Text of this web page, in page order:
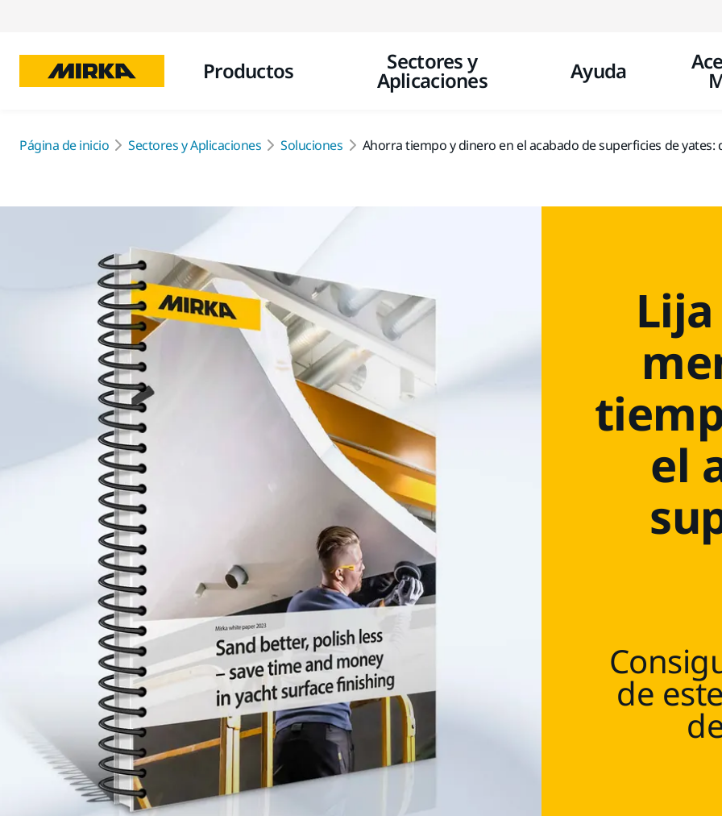
Productos Sectores y
Aplicaciones Ayuda
Página de inicio Sectores y Aplicaciones Soluciones Ahorra tiempo y dinero en el acabado de superficies de yates:
el
de